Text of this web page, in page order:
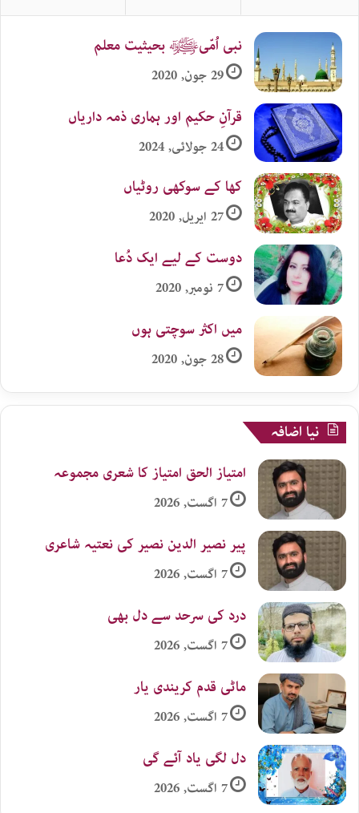
نبی اُمّیﷺ بحیثیت معلم
29 جون, 2020
قرآنِ حکیم اور ہماری ذمہ داریاں
24 جولائی, 2024
کھا کے سوکھی روٹیاں
27 اپریل, 2020
دوست کے لیے ایک دُعا
7 نومبر, 2020
میں اکثر سوچتی ہوں
28 جون, 2020
نیا اضافہ
امتیاز الحق امتیاز کا شعری مجموعہ
7 اگست, 2026
پیر نصیر الدین نصیر کی نعتیہ شاعری
7 اگست, 2026
درد کی سرحد سے دل بھی
7 اگست, 2026
ماٹی قدم کریندی یار
7 اگست, 2026
دل لگی یاد آئے گی
7 اگست, 2026